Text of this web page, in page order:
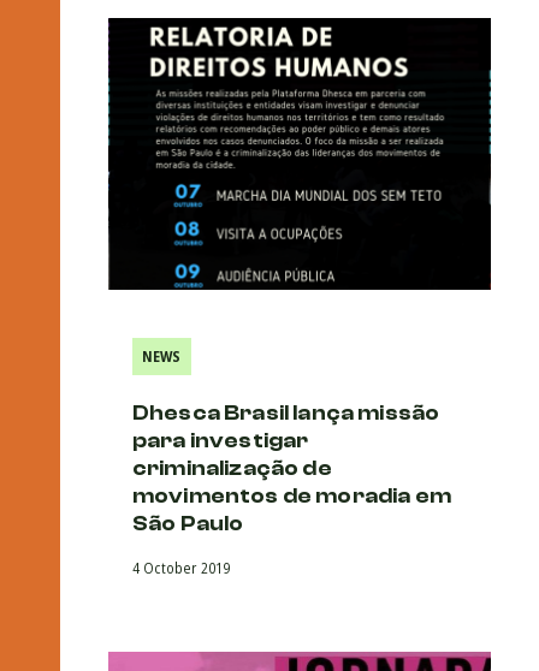
NEWS
Dhesca Brasil lança missão
para investigar
criminalização de
movimentos de moradia em
São Paulo
4 October 2019